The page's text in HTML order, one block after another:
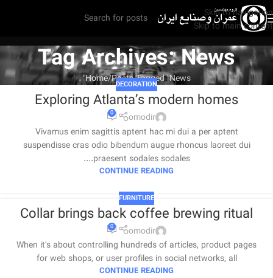
Skip to navigation
Skip to main content
Tag Archives: News
Home Posts Tagged "News"
DECORATION
Exploring Atlanta’s modern homes
omodir
0
Vivamus enim sagittis aptent hac mi dui a per aptent
suspendisse cras odio bibendum augue rhoncus laoreet dui
praesent sodales sodales....
CONTINUE READING
FURNITURE
Collar brings back coffee brewing ritual
omodir
0
When it's about controlling hundreds of articles, product pages
for web shops, or user profiles in social networks, all
CONTINUE READING